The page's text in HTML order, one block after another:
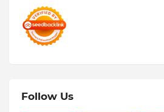
Follow Us